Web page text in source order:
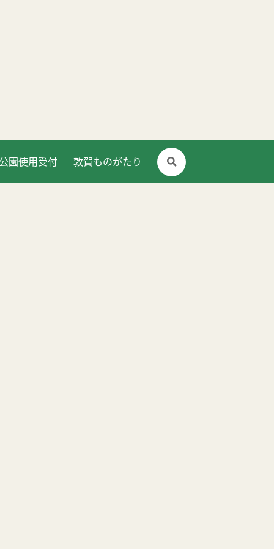
園使用受付 敦賀ものがたり